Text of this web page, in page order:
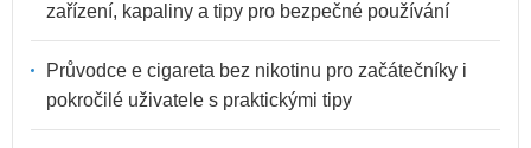
zařízení, kapaliny a tipy pro bezpečné používání
Průvodce e cigareta bez nikotinu pro začátečníky i
pokročilé uživatele s praktickými tipy